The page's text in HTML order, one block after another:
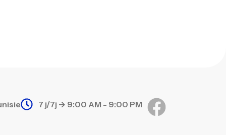
7 j/7j -> 9:00 AM - 9:00 PM